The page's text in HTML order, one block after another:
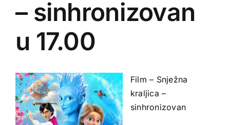
– sinhronizovan
u 17.00
Film – Snježna
kraljica –
sinhronizovan